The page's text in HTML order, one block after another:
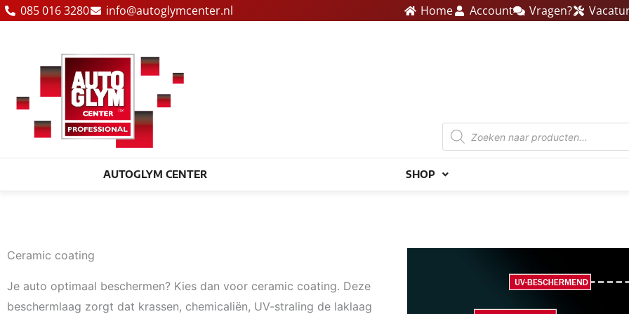
Ga 085 016 3280 info@autoglymcenter.nl Home Account Vragen?
Producten
zoeken
AUTOGLYM CENTER SHOP
Ceramic coating
Je auto optimaal beschermen? Kies dan voor ceramic coating. Deze
beschermlaag zorgt dat krassen, chemicaliën, UV-straling de laklaag